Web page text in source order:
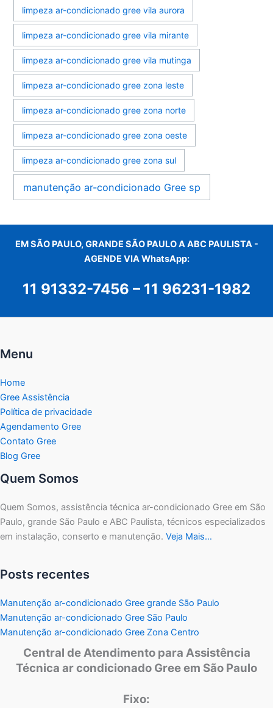
limpeza ar-condicionado gree vila aurora
limpeza ar-condicionado gree vila mirante
limpeza ar-condicionado gree vila mutinga
limpeza ar-condicionado gree zona leste
limpeza ar-condicionado gree zona norte
limpeza ar-condicionado gree zona oeste
limpeza ar-condicionado gree zona sul
manutenção ar-condicionado Gree sp
EM SÃO PAULO, GRANDE SÃO PAULO A ABC PAULISTA -
AGENDE VIA WhatsApp:
11 91332-7456 – 11 96231-1982
Menu
Home
Gree Assistência
Política de privacidade
Agendamento Gree
Contato Gree
Blog Gree
Quem Somos
Quem Somos, assistência técnica ar-condicionado Gree em São
Paulo, grande São Paulo e ABC Paulista, técnicos especializados
em instalação, conserto e manutenção. Veja Mais…
Posts recentes
Manutenção ar-condicionado Gree grande São Paulo
Manutenção ar-condicionado Gree São Paulo
Manutenção ar-condicionado Gree Zona Centro
Central de Atendimento para Assistência
Técnica ar condicionado Gree em São Paulo
Fixo: